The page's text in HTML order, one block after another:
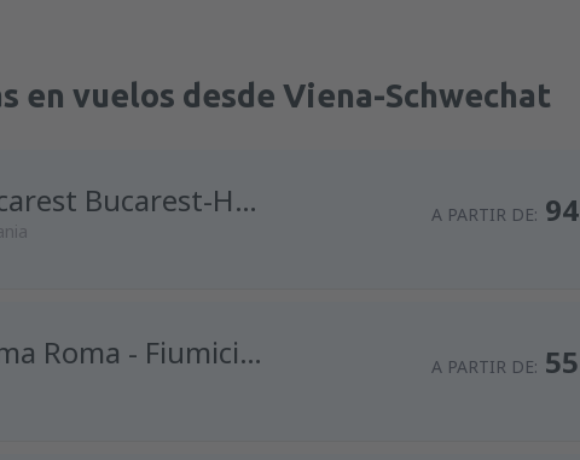
en vuelos desde Viena-Schwechat
Bucarest Bucarest-Henri Coanda A PARTIR DE: 94
Roma Roma - Fiumicino A PARTIR DE: 55